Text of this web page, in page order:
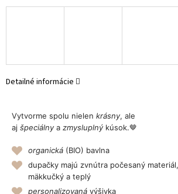
Vytvorme spolu nielen krásny, ale
aj špeciálny a zmysluplný kúsok.🤎
organická (BIO) bavlna
dupačky majú zvnútra počesaný
mäkkučký a teplý
personalizovaná výšivka
Detailné informácie